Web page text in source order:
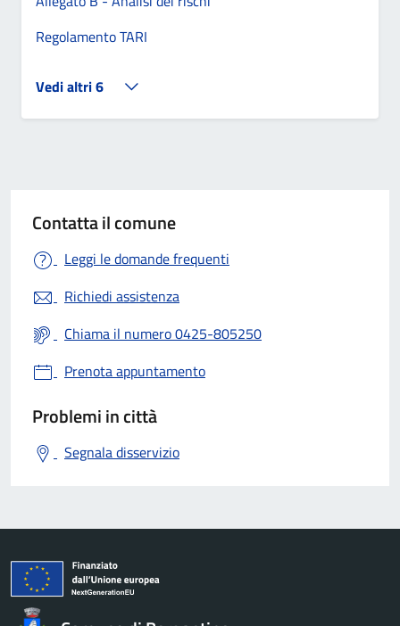
Regolamento TARI
Vedi altri 6
Contatta il comune
Leggi le domande frequenti
Richiedi assistenza
Chiama il numero 0425-805250
Prenota appuntamento
Problemi in città
Segnala disservizio